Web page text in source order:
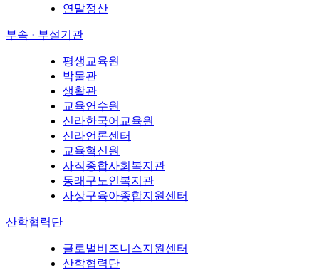
연말정산
부속 · 부설기관
평생교육원
박물관
생활관
교육연수원
신라한국어교육원
신라언론센터
교육혁신원
사직종합사회복지관
동래구노인복지관
사상구육아종합지원센터
산학협력단
글로벌비즈니스지원센터
산학협력단